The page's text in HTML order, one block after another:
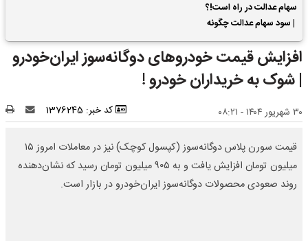
سهام عدالت در راه است!؟
| سود سهام عدالت چگونه
محاسبه می شود؟
افزایش قیمت خودروهای دوگانه‌سوز ایران‌خودرو
| شوک به خریداران خودرو !
۳۰ شهریور ۱۴۰۴ - ۰۸:۲۱ کد خبر: 1376245
قیمت سورن پلاس دوگانه‌سوز (کپسول کوچک) نیز در معاملات امروز ۱۵
میلیون تومان افزایش یافت و به ۹۰۵ میلیون تومان رسید که نشان‌دهنده
روند صعودی محصولات دوگانه‌سوز ایران‌خودرو در بازار است.